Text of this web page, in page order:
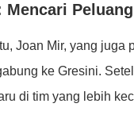
Mencari
Joan Mir, yang
ke Gresini.
di tim yang lebih